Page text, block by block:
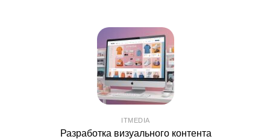
ITMEDIA
Разработка визуального контента